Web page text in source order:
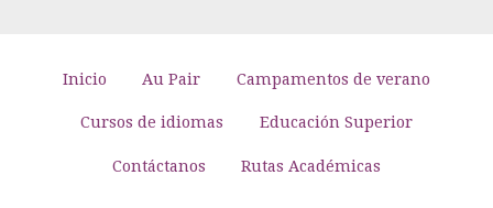
Inicio Au Pair Campamentos de verano
Cursos de idiomas Educación Superior
Contáctanos Rutas Académicas